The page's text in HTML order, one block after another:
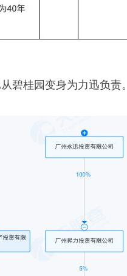
碧桂园变身为力迅负责。